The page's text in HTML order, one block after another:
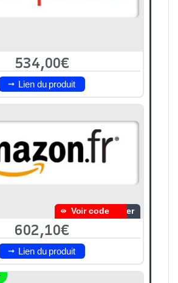
534,00€
Lien du produit
Voir code her
602,10€
Lien du produit